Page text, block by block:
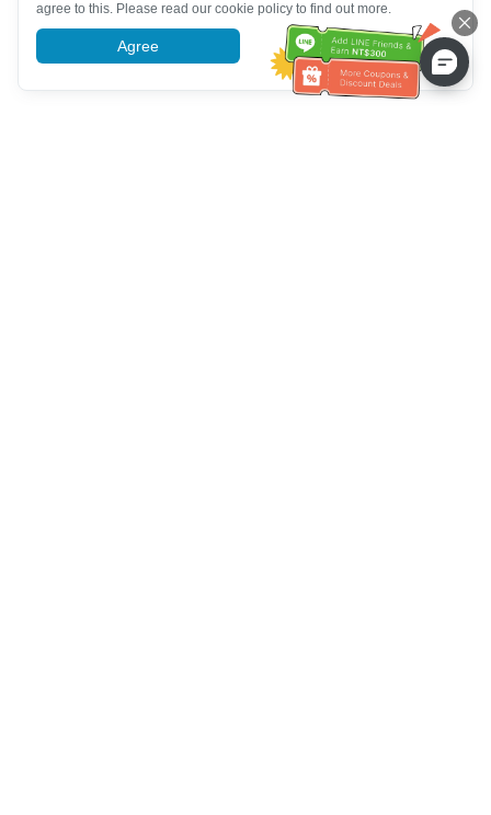
agree to this. Please read our cookie policy to find out more.
Agree More information